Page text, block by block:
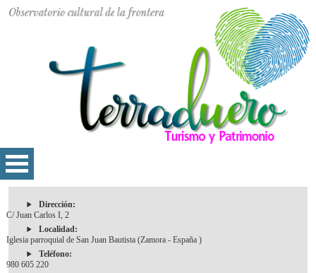
Dirección:
C/ Juan Carlos I, 2
Localidad:
Iglesia parroquial de San Juan Bautista (Zamora - España )
Teléfono:
980 605 220